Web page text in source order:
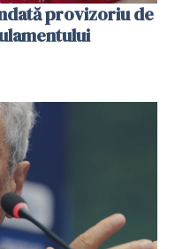
provizoriu de